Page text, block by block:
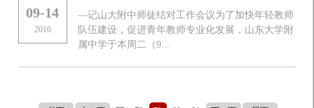
09-14
2016
—记山大附中师徒结对工作会议为了加快年轻教师
队伍建设，促进青年教师专业化发展，山东大学附
属中学于本周二（9...